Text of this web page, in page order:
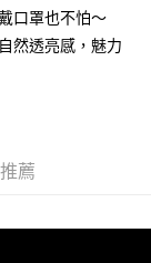
口罩也不怕～
然透亮感，魅力
薦